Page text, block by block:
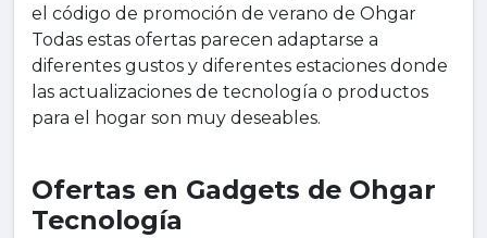
el código de promoción de verano de Ohgar
Todas estas ofertas parecen adaptarse a
diferentes gustos y diferentes estaciones donde
las actualizaciones de tecnología o productos
para el hogar son muy deseables.
Ofertas en Gadgets de Ohgar
Tecnología